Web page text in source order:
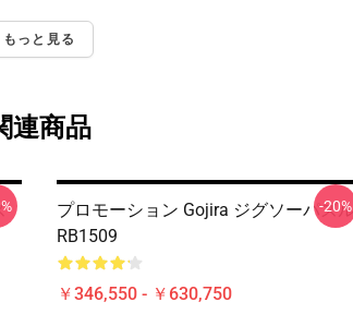
もっと見る
連商品
プロモーション Gojira ジグソーパズル
RB1509
￥346,550 - ￥630,750
-20%